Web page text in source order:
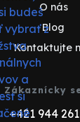
O nás
Blog
Kontaktujte
Zákaznícky
+421 944